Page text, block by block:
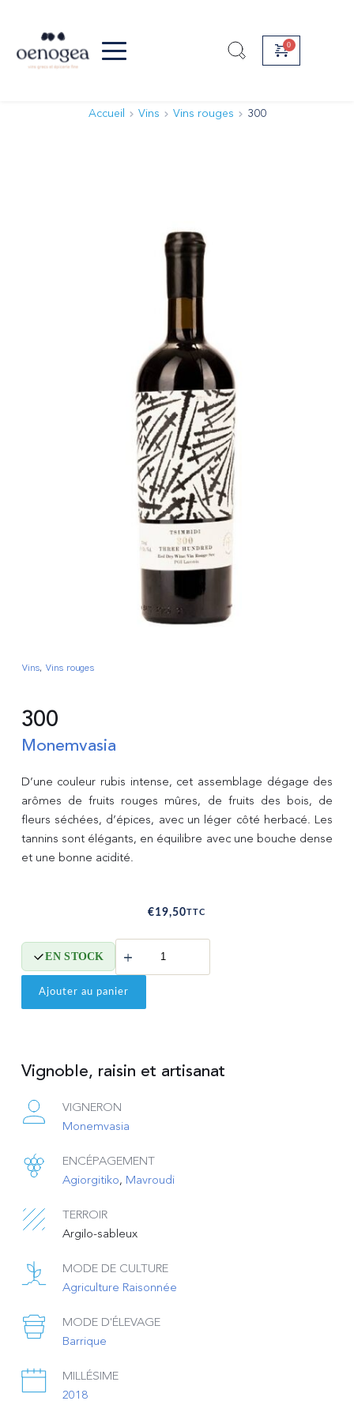
Accueil Vins Vins rouges 300
Vins, Vins rouges
300
Monemvasia
D’une couleur rubis intense, cet assemblage dégage des
arômes de fruits rouges mûres, de fruits des bois, de
fleurs séchées, d’épices, avec un léger côté herbacé. Les
tannins sont élégants, en équilibre avec une bouche dense
€19,50TTC
EN STOCK
quantité
de
300
Ajouter au panier
Vignoble, raisin et artisanat
VIGNERON
Monemvasia
ENCÉPAGEMENT
Agiorgitiko, Mavroudi
TERROIR
Argilo-sableux
MODE DE CULTURE
Agriculture Raisonnée
MODE D'ÉLEVAGE
Barrique
MILLÉSIME
2018